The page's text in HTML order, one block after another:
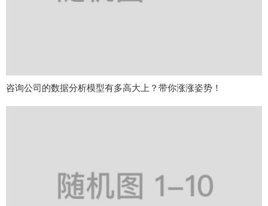
咨询公司的数据分析模型有多高大上？带你涨涨姿势！